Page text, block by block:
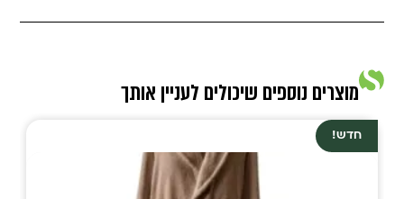
מוצרים נוספים שיכולים לעניין אותך
חדש!